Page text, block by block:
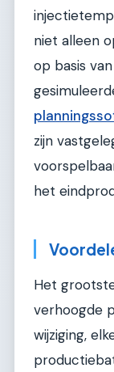
niet alleen
op basis
zijn
het
Het
verhoogde
wijziging,